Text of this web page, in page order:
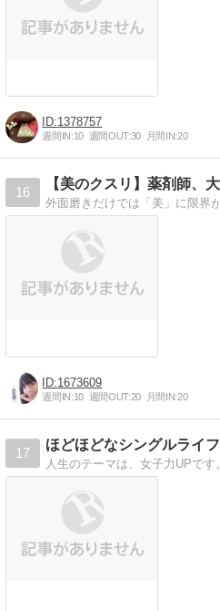
1378757
週間IN:10 週間OUT:30 月間IN:20
16
1673609
週間IN:10 週間OUT:20 月間IN:20
17
ほどほどなシングルライフ